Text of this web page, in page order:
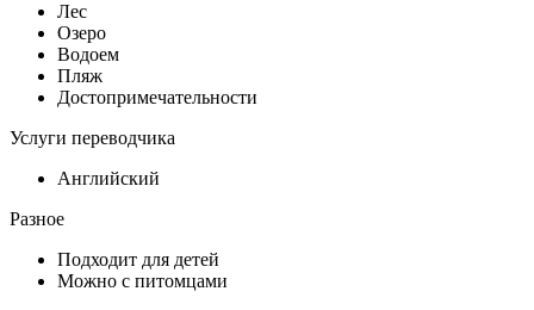
Лес
Озеро
Водоем
Пляж
Достопримечательности
Услуги переводчика
Английский
Разное
Подходит для детей
Можно с питомцами